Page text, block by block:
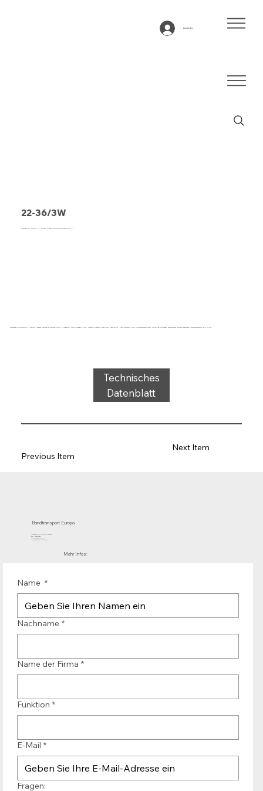
Anmelden
22-36/3W
Förderband Typ 22-36/3W PVC, schwarz, 2-lagiges querstabiles Gewebe (RL/RXA)
Förderband Typ 22-36/3W PVC, schwarz, 2-lagiges querstabiles Gewebe (RL/RXA), Tragseite: 1,9 mm + Wavegrip-Profil, Laufseite: Gewebe, Dicke 5,1mm, Härte 35° ShA, Kraft-Dehnung 11N/mm, Rollendurchmesser 40mm, Rollen- und Gleitträger, antistatisches Gewebe, geräuscharm, Temperaturbereich -25°C bis 70°C
Technisches
Datenblatt
Previous Item
Next Item
Bandtransport Europa
Mühlenhof 12 | 1911 DB Uitgeest
die Niederlande
T.:+31 (0)251 319 119
info@bandtransporteurope.nl
Mehr Infos:
Name *
Nachname *
Name der Firma *
Funktion *
E-Mail *
Fragen: